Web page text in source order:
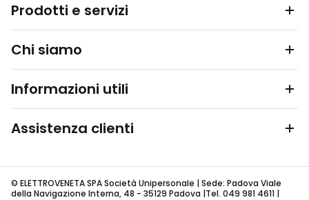
Prodotti e servizi
Chi siamo
Informazioni utili
Assistenza clienti
© ELETTROVENETA SPA Società Unipersonale | Sede: Padova Viale
della Navigazione Interna, 48 - 35129 Padova |Tel. 049 981 4611 |